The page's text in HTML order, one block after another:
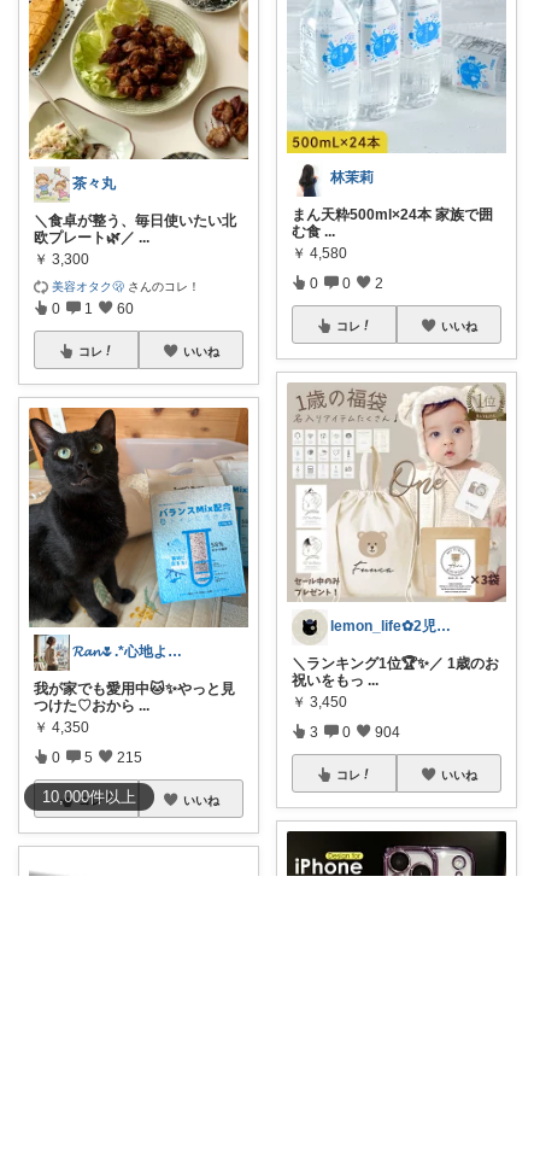
10,000件以上
茶々丸
＼食卓が整う、毎日使いたい北
欧プレート🌿／ ...
￥ 3,300
美容オタク🫢 さんのコレ！
0 1 60
コレ いいね
𝓡𝓪𝓷🌷.*心地よい空間
我が家でも愛用中🐱✨やっと見
つけた♡おから ...
￥ 4,350
0 5 215
コレ いいね
林茉莉
まん天粋500ml×24本 家族で囲
む食 ...
￥ 4,580
0 0 2
コレ いいね
lemon_life✿2児ママ
＼ランキング1位🏆✨／ 1歳のお
祝いをもっ ...
￥ 3,450
3 0 904
コレ いいね